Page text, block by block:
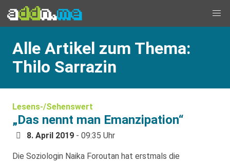
Alle Artikel zum Thema:
Thilo Sarrazin
Lesens-/Sehenswert
„Das nennt man Emanzipation“
8. April 2019 - 09:35 Uhr
Die Soziologin Naika Foroutan hat erstmals die